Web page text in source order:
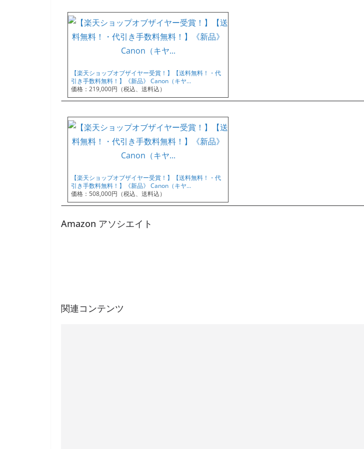
【楽天ショップオブザイヤー受賞！】【送料無料！・代
引き手数料無料！】《新品》 Canon（キヤ…
価格：219,000円（税込、送料込）
【楽天ショップオブザイヤー受賞！】【送料無料！・代
引き手数料無料！】《新品》 Canon（キヤ…
価格：508,000円（税込、送料込）
Amazon アソシエイト
関連コンテンツ